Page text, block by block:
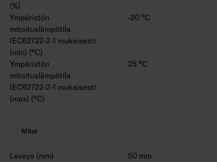
(%)
Ympäristön
mitoituslämpötila
IEC62722-2-1 mukaisesti
(min) (°C)
-20 °C
Ympäristön
mitoituslämpötila
IEC62722-2-1 mukaisesti
(max) (°C)
25 °C
Mitat
Leveys (mm)
50 mm